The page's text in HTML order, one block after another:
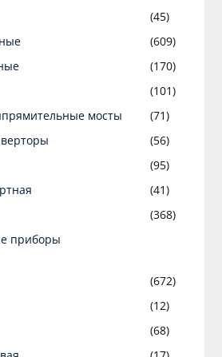
(45)
(609)
(170)
(101)
мосты
(71)
(56)
(95)
(41)
(368)
приборы
(672)
(12)
(68)